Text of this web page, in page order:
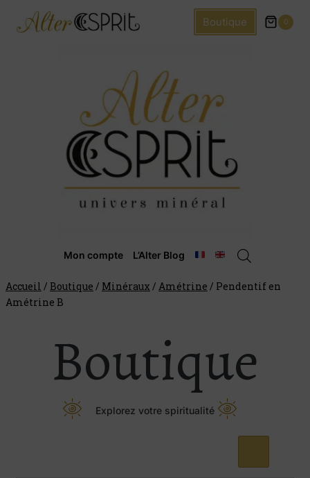
Boutique 0
Mon compte L’Alter Blog
Accueil / Boutique / Minéraux / Amétrine / Pendentif en
Amétrine B
Boutique
Explorez votre spiritualité